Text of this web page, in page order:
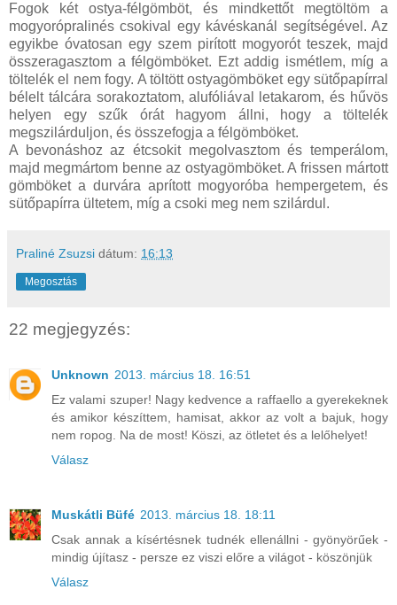
Fogok két ostya-félgömböt, és mindkettőt megtöltöm a
mogyorópralinés csokival egy kávéskanál segítségével. Az
egyikbe óvatosan egy szem pirított mogyorót teszek, majd
összeragasztom a félgömböket. Ezt addig ismétlem, míg a
töltelék el nem fogy. A töltött ostyagömböket egy sütőpapírral
bélelt tálcára sorakoztatom, alufóliával letakarom, és hűvös
helyen egy szűk órát hagyom állni, hogy a töltelék
megszilárduljon, és összefogja a félgömböket.
A bevonáshoz az étcsokit megolvasztom és temperálom,
majd megmártom benne az ostyagömböket. A frissen mártott
gömböket a durvára aprított mogyoróba hempergetem, és
sütőpapírra ültetem, míg a csoki meg nem szilárdul.
Praliné Zsuzsi dátum: 16:13
Megosztás
22 megjegyzés:
Unknown 2013. március 18. 16:51
Ez valami szuper! Nagy kedvence a raffaello a gyerekeknek
és amikor készíttem, hamisat, akkor az volt a bajuk, hogy
nem ropog. Na de most! Köszi, az ötletet és a lelőhelyet!
Válasz
Muskátli Büfé 2013. március 18. 18:11
Csak annak a kísértésnek tudnék ellenállni - gyönyörűek -
mindig újítasz - persze ez viszi előre a világot - köszönjük
Válasz